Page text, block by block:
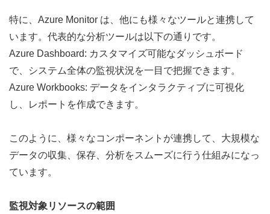
特に、Azure Monitor は、他にも様々なツールと連携して
います。代表的な分析ツールは以下の通りです。
Azure Dashboard: カスタマイズ可能なダッシュボード
で、システム全体の監視状況を一目で把握できます。
Azure Workbooks: データをインタラクティブに可視化
し、レポートを作成できます。
このように、様々なコンポーネントが連携して、大規模な
データの収集、保存、分析をスムーズに行う仕組みになっ
ています。
監視対象リソースの範囲